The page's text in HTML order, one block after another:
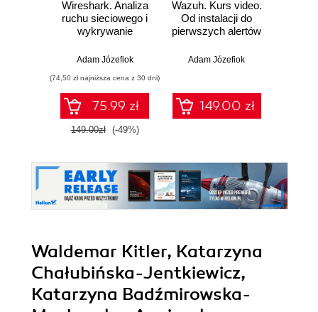
Wireshark. Analiza
ruchu sieciowego i
wykrywanie
Adam Józefiok
(74,50 zł najniższa cena z 30 dni)
75.99 zł
149.00zł (-49%)
Wazuh. Kurs video.
Od instalacji do
pierwszych alertów
Adam Józefiok
149.00 zł
Waldemar Kitler, Katarzyna
Chałubińska-Jentkiewicz,
Katarzyna Badźmirowska-